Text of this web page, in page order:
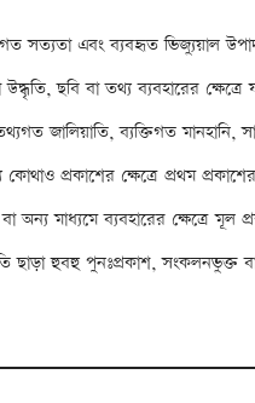
সত্যতা এবং ব্যবহৃত ভিজ্যুয়াল
ছবি বা তথ্য ব্যবহারের ক্ষেত্রে
জালিয়াতি, ব্যক্তিগত মানহানি,
প্রকাশের ক্ষেত্রে প্রথম
অন্য মাধ্যমে ব্যবহারের ক্ষেত্রে মূল
ছাড়া হুবহু পুনঃপ্রকাশ, সংকলনভুক্ত